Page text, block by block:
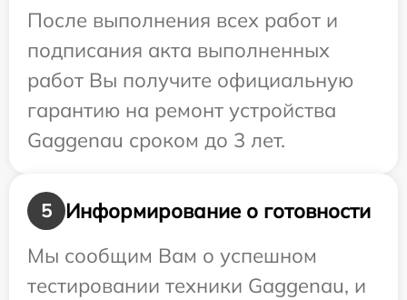
После выполнения всех работ и
подписания акта выполненных
работ Вы получите официальную
гарантию на ремонт устройства
Gaggenau сроком до 3 лет.
5
Информирование о готовности
Мы сообщим Вам о успешном
тестировании техники Gaggenau, и